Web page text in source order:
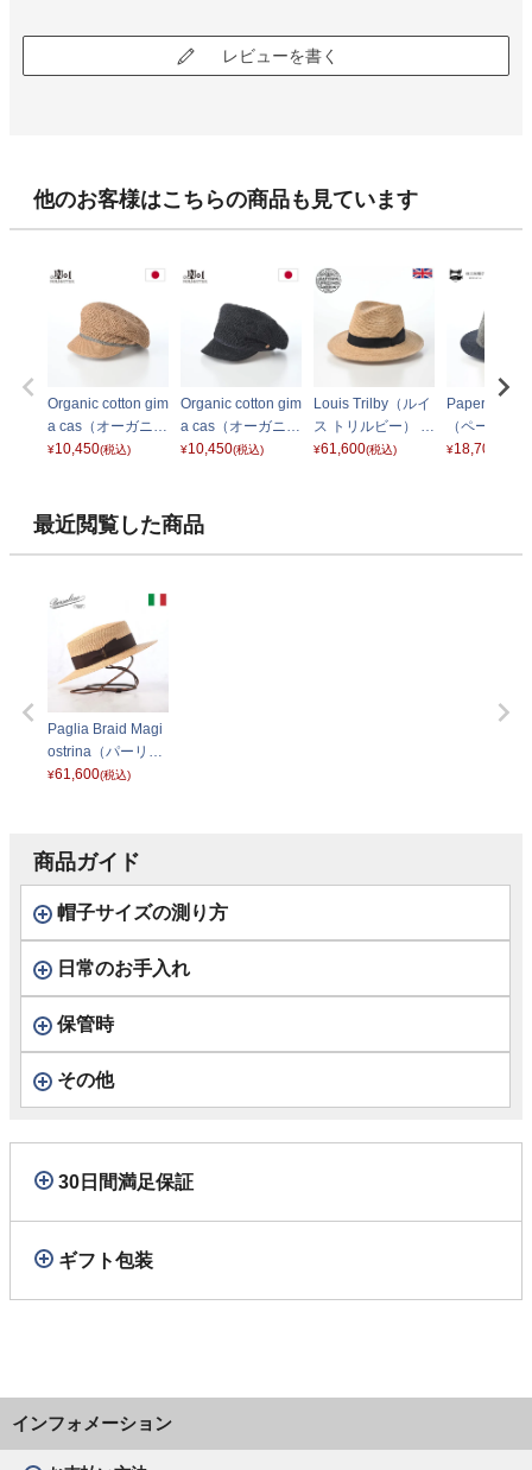
レビューを書く
他のお客様はこちらの商品も見ています
Organic cotton gim
a cas（オーガニッ
ク コットンギマ キ
¥10,450(税込)
Organic cotton gim
a cas（オーガニッ
ク コットンギマ キ
¥10,450(税込)
Louis Trilby（ルイ
ス トリルビー） ナ
チュラル
¥61,600(税込)
Paper braid
（ペーパー
ド ハット）
¥18,700
最近閲覧した商品
Paglia Braid Magi
ostrina（パーリア
ブレード マジョス
¥61,600(税込)
商品ガイド
帽子サイズの測り方
日常のお手入れ
保管時
その他
30日間満足保証
ギフト包装
インフォメーション